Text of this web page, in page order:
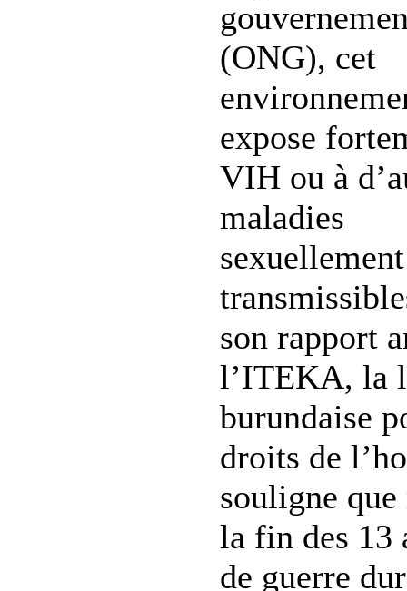
(ONG), cet
expose
VIH ou à
maladies
sexuellement
son rapport
l’ITEKA, la
burundaise
droits de
souligne
la fin des 13
de guerre